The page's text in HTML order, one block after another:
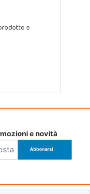
e
e novità